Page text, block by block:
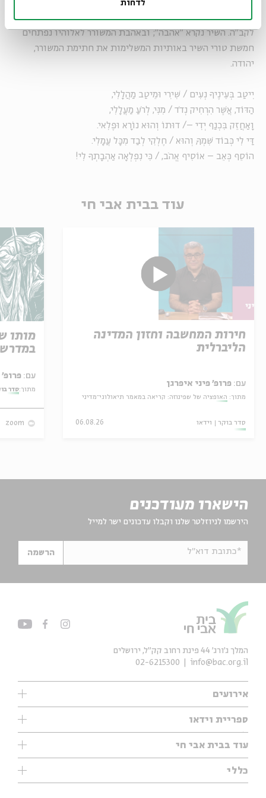
לדחות
כ"ד מתוך פרק ג' בספר איכה: "חֶלְקִ֤י יְהוָה֙ אָֽמְרָ֣ה נַפְשִׁ֔י עַל־כֵּ֖ן
אוֹחִ֥יל לֽוֹ." על חלקיק זה נשען ריה"ל גם בשיר-אקרוסטיכון שכתב
לקב"ה. השיר נקרא "אהבה"; ובאהבת המשורר לאלוהיו נפתחים
חמשת טורי השיר באותיות המשלימות את חתימת המשורר,
יהודה.
יִיטַב בְּעֵינֶיךָ נְעִים / שִׁירִי וּמֵיטַב מַהֲלָלִי,
הַדּוֹד, אֲשֶׁר הִרְחִיק נְדֹד / מִנִּי, לְרֹעַ מַעֲלָלִי,
וָאַחֲזֵק בִּכְנַף יְדִי –/ דוּתוֹ וְהוּא נוֹרָא וּפֶלִאי.
דַּי לִי כְּבוֹד שִׁמְךָ, וְהוּא / חֶלְקִי לְבַד מִכָּל עֲמָלִי.
הוֹסֵף כְּאֵב – אוֹסִיף אֱהֹב, / כִּי נִפְלְאָה אַהְבָתְךָ לִי!
עוד בבית אבי חי
חירות המחשבה וחזון המדינה
הליברלית
עם: פרופ' פיני איפרגן
מתוך: האופציה של שפינוזה: קריאה במאמר תיאולוגי־מדיני
סדר בוקר וידאו 06.08.26
מותו
עם: פרופ' אביגדור שנאן
מתוך:סדר
zoom
הישארו מעודכנים
הירשמו לניוזלטר שלנו וקבלו עדכונים ישר למייל
*כתובת דוא"ל הרשמה
אירועים
עיון
אנגלית
נוער
ספריית וידאו
ילדים
מוזיקה
עיון
מיוחדים
עוד בבית אבי חי
תערוכות
מיוחדים
כללי
המלך ג'ורג' 44 פינת רחוב קק״ל, ירושלים
info@bac.org.il
02-6215300